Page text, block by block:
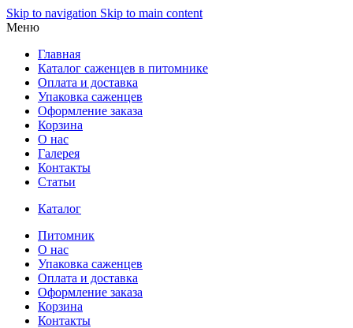
Skip to navigation Skip to main content
Меню
Главная
Каталог саженцев в питомнике
Оплата и доставка
Упаковка саженцев
Оформление заказа
Корзина
О нас
Галерея
Контакты
Статьи
Каталог
Питомник
О нас
Упаковка саженцев
Оплата и доставка
Оформление заказа
Корзина
Контакты